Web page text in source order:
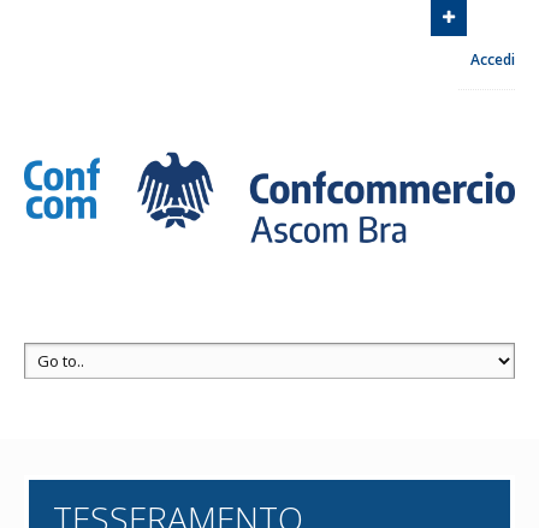
Via EuclideAccedi
TESSERAMENTO